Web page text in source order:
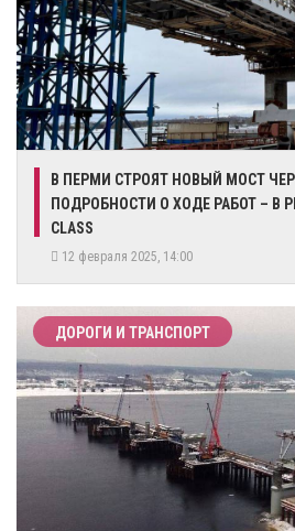
В ПЕРМИ СТРОЯТ НОВЫЙ МОСТ
ПОДРОБНОСТИ О ХОДЕ РАБОТ – В
CLASS
12 февраля 2025, 14:00
ДОРОГИ И ТРАНСПОРТ